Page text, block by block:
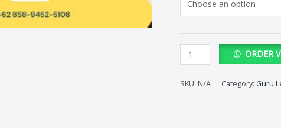
ORDER
SKU: N/A Category: Guru